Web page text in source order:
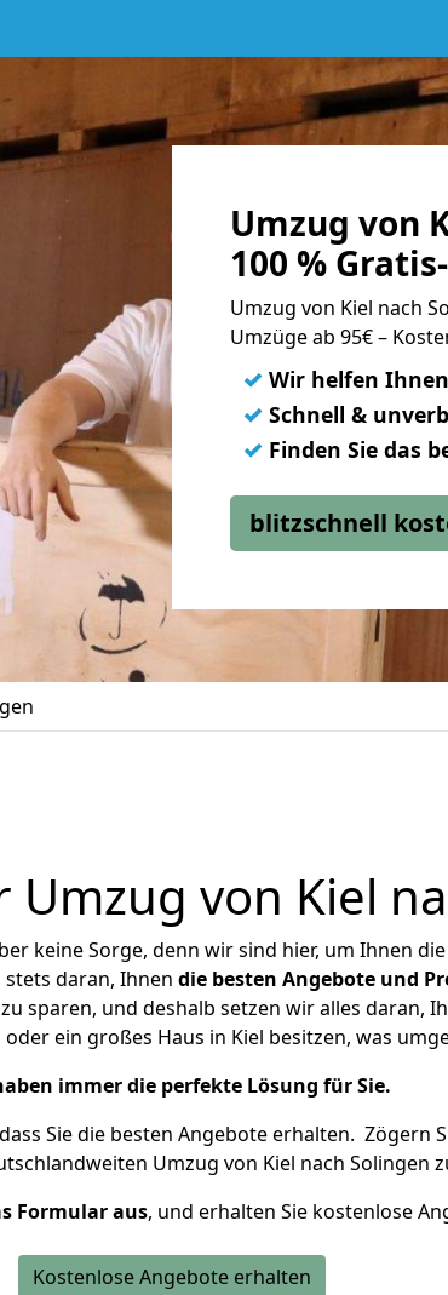
Umzug von
100 %
Umzug von Kiel nach
Umzüge ab 95€ –
✓ Wir helfen
✓ Schnell &
✓ Finden Sie das
blitzschnell
von Kiel
keine Sorge, denn wir sind hier, um Ihnen die
daran, Ihnen die besten Angebote und
sparen, und deshalb setzen wir alles daran,
ein großes Haus in Kiel besitzen, was
immer die perfekte Lösung für Sie.
Sie die besten Angebote erhalten. Zögern
Umzug von Kiel nach Solingen
Formular aus, und erhalten Sie kostenlose
Kostenlose Angebote erhalten